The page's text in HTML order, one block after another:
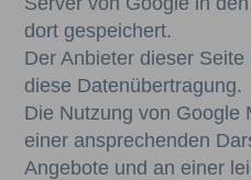
dort gespeichert.
Der Anbieter dieser
diese Datenübertragung.
Die Nutzung von Google
einer ansprechenden
Angebote und an einer